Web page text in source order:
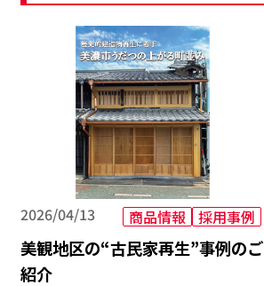
2026/04/13 商品情報 採用事例
美観地区の“古民家再生”事例のご
紹介